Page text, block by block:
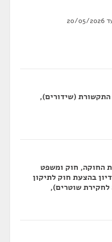
(שידורים),
החוקה, חוק ומשפט
בהצעת חוק לתיקון
שוטרים),